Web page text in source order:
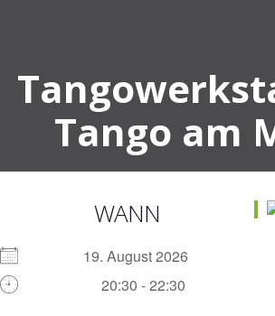
Tango am
WANN
19. August 2026
20:30 - 22:30